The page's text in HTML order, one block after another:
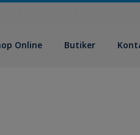
Online Butiker